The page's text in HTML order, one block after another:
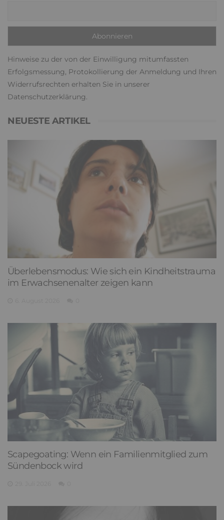
Hinweise zu der von der Einwilligung mitumfassten
Erfolgsmessung, Protokollierung der Anmeldung und Ihren
Widerrufsrechten erhalten Sie in unserer
Datenschutzerklärung.
NEUESTE ARTIKEL
Überlebensmodus: Wie sich ein Kindheitstrauma
im Erwachsenenalter zeigen kann
Scapegoating: Wenn ein Familienmitglied zum
Sündenbock wird